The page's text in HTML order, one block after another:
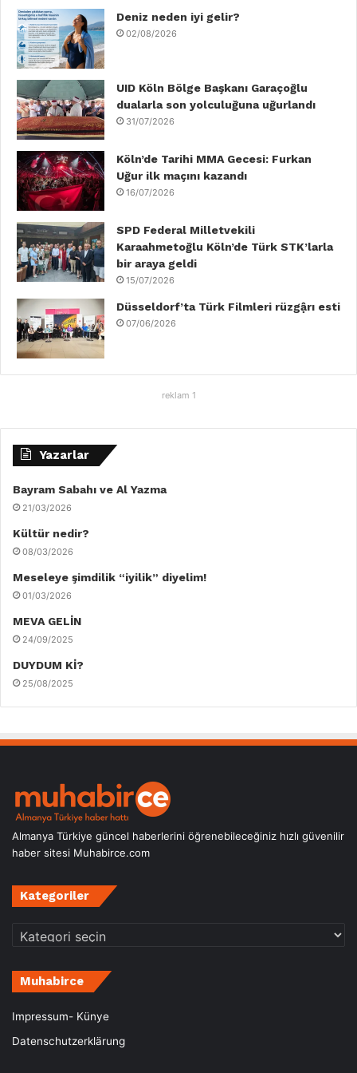
b
o
o
k
t
r
e
I
n
u
e
r
Deniz neden iyi gelir?
02/08/2026
UID Köln Bölge Başkanı Garaçoğlu
dualarla son yolculuğuna uğurlandı
31/07/2026
Köln’de Tarihi MMA Gecesi: Furkan
Uğur ilk maçını kazandı
16/07/2026
SPD Federal Milletvekili
Karaahmetoğlu Köln’de Türk STK’larla
bir araya geldi
15/07/2026
Düsseldorf’ta Türk Filmleri rüzgậrı esti
07/06/2026
reklam 1
Yazarlar
Bayram Sabahı ve Al Yazma
21/03/2026
Kültür nedir?
08/03/2026
Meseleye şimdilik “iyilik” diyelim!
01/03/2026
MEVA GELİN
24/09/2025
DUYDUM Kİ?
25/08/2025
Almanya Türkiye güncel haberlerini öğrenebileceğiniz hızlı güvenilir
haber sitesi Muhabirce.com
Kategoriler
Kategoriler
Muhabirce
Impressum- Künye
Datenschutzerklärung